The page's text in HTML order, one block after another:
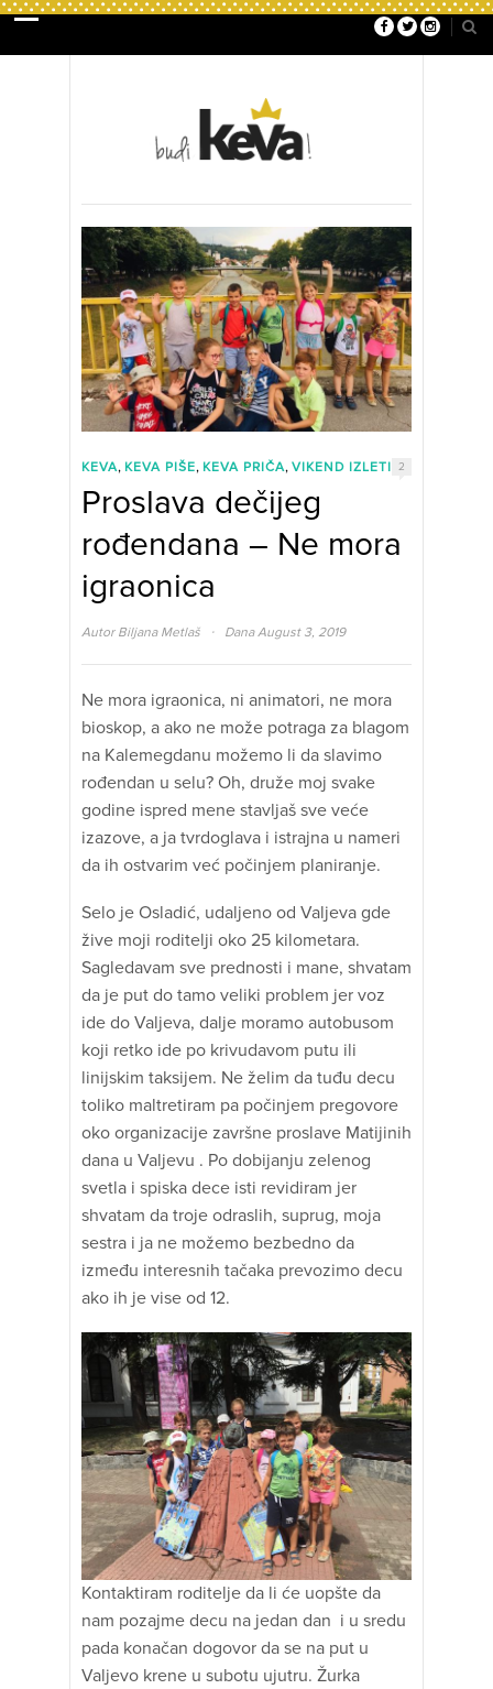
KEVA, KEVA PIŠE, KEVA PRIČA, VIKEND IZLETI 2
Proslava dečijeg
rođendana – Ne mora
igraonica
Autor Biljana Metlaš · Dana August 3, 2019
Ne mora igraonica, ni animatori, ne mora
bioskop, a ako ne može potraga za blagom
na Kalemegdanu možemo li da slavimo
rođendan u selu? Oh, druže moj svake
godine ispred mene stavljaš sve veće
izazove, a ja tvrdoglava i istrajna u nameri
da ih ostvarim već počinjem planiranje.
Selo je Osladić, udaljeno od Valjeva gde
žive moji roditelji oko 25 kilometara.
Sagledavam sve prednosti i mane, shvatam
da je put do tamo veliki problem jer voz
ide do Valjeva, dalje moramo autobusom
koji retko ide po krivudavom putu ili
linijskim taksijem. Ne želim da tuđu decu
toliko maltretiram pa počinjem pregovore
oko organizacije završne proslave Matijinih
dana u Valjevu . Po dobijanju zelenog
svetla i spiska dece isti revidiram jer
shvatam da troje odraslih, suprug, moja
sestra i ja ne možemo bezbedno da
između interesnih tačaka prevozimo decu
ako ih je vise od 12.
Kontaktiram roditelje da li će uopšte da
nam pozajme decu na jedan dan i u sredu
pada konačan dogovor da se na put u
Valjevo krene u subotu ujutru. Žurka